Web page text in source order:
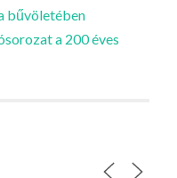
bűvöletében
a 200 éves